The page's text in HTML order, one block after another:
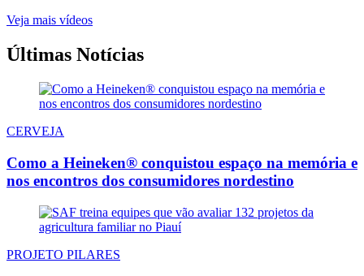
Veja mais vídeos
Últimas Notícias
CERVEJA
Como a Heineken® conquistou espaço na memória e
nos encontros dos consumidores nordestino
PROJETO PILARES